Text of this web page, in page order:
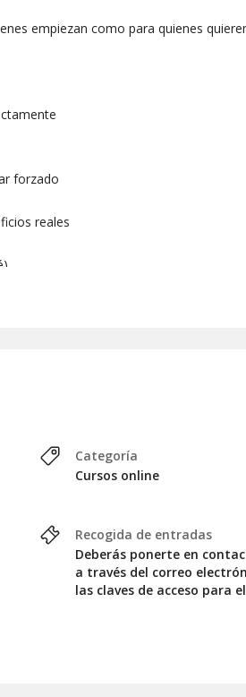
empiezan como para quienes
forzado
reales
través del correo electrónico y te
Categoría
Cursos online
Recogida de entradas
Deberás ponerte en
a través del correo
las claves de acceso para